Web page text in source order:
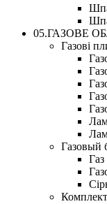
05.ГАЗОВЕ
Газові
Газовый